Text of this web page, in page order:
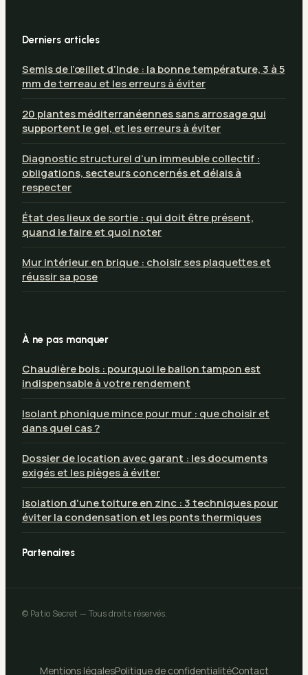
Derniers articles
Semis de l’œillet d’Inde : la bonne température, 3 à 5
mm de terreau et les erreurs à éviter
20 plantes méditerranéennes sans arrosage qui
supportent le gel, et les erreurs à éviter
Diagnostic structurel d’un immeuble collectif :
obligations, secteurs concernés et délais à
respecter
État des lieux de sortie : qui doit être présent,
quand le faire et quoi noter
Mur intérieur en brique : choisir ses plaquettes et
réussir sa pose
À ne pas manquer
Chaudière bois : pourquoi le ballon tampon est
indispensable à votre rendement
Isolant phonique mince pour mur : que choisir et
dans quel cas ?
Dossier de location avec garant : les documents
exigés et les pièges à éviter
Isolation d'une toiture en zinc : 3 techniques pour
éviter la condensation et les ponts thermiques
Partenaires
© Patio Secret — Tous droits réservés.
Mentions légalesPolitique de confidentialitéContact